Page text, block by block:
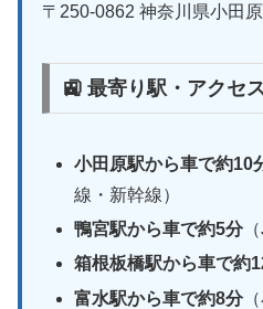
〒250-0862 神奈川県小田
🚉 最寄り駅・アクセ
小田原駅から車で約10
線・新幹線）
鴨宮駅から車で約5分（
箱根板橋駅から車で約
富水駅から車で約8分（